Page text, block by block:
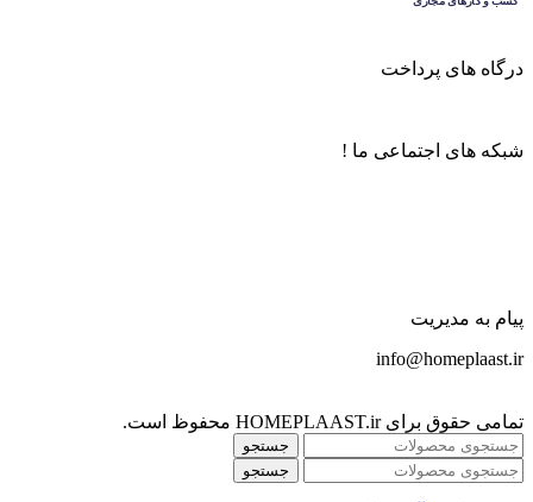
درگاه های پرداخت
شبکه های اجتماعی ما !
پیام به مدیریت
info@homeplaast.ir
تمامی حقوق برای HOMEPLAAST.ir محفوظ است.
جستجو
جستجو